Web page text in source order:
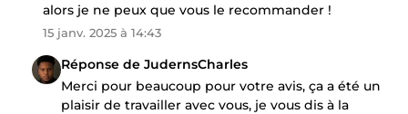
alors je ne peux que vous le recommander !
15 janv. 2025 à 14:43
Réponse de JudernsCharles
Merci pour beaucoup pour votre avis, ça a été un
plaisir de travailler avec vous, je vous dis à la